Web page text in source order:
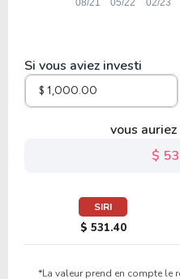
Si vous aviez investi
vous
$
SIRI
$ 531.40
*La valeur prend en compte le